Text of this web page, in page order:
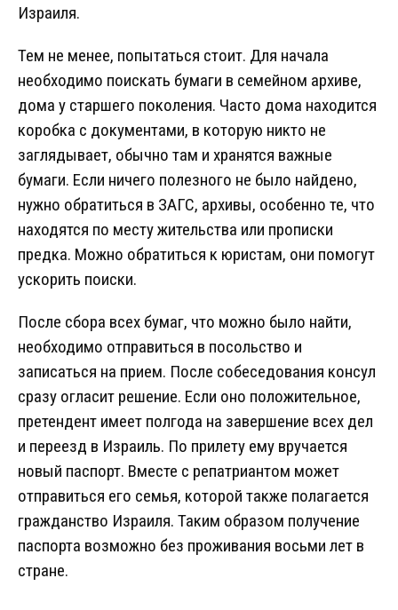
Израиля.
Тем не менее, попытаться стоит. Для начала
необходимо поискать бумаги в семейном архиве,
дома у старшего поколения. Часто дома находится
коробка с документами, в которую никто не
заглядывает, обычно там и хранятся важные
бумаги. Если ничего полезного не было найдено,
нужно обратиться в ЗАГС, архивы, особенно те, что
находятся по месту жительства или прописки
предка. Можно обратиться к юристам, они помогут
ускорить поиски.
После сбора всех бумаг, что можно было найти,
необходимо отправиться в посольство и
записаться на прием. После собеседования консул
сразу огласит решение. Если оно положительное,
претендент имеет полгода на завершение всех дел
и переезд в Израиль. По прилету ему вручается
новый паспорт. Вместе с репатриантом может
отправиться его семья, которой также полагается
гражданство Израиля. Таким образом получение
паспорта возможно без проживания восьми лет в
стране.